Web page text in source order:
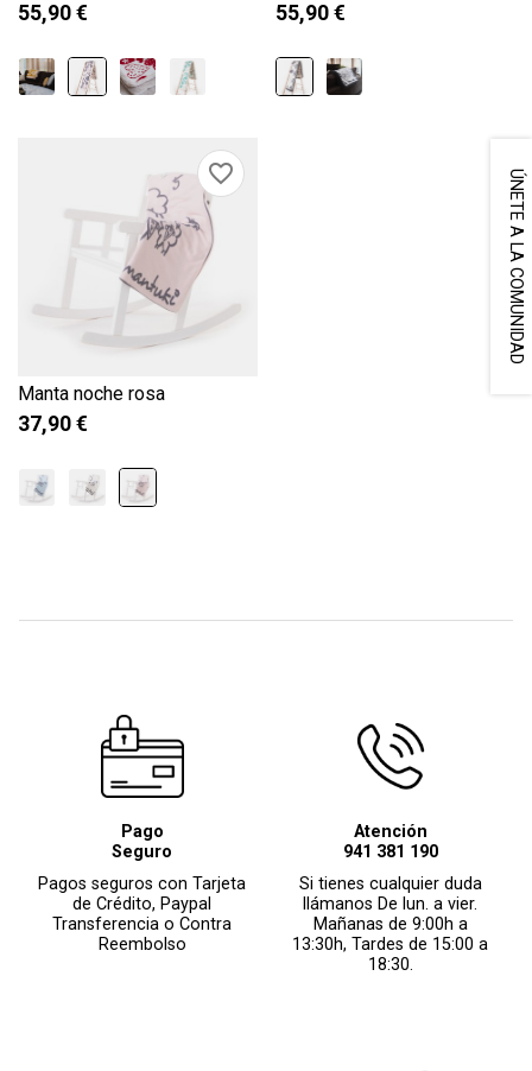
55,90 € 55,90 €
Manta noche rosa
37,90 €
favorite_border
Pago
Seguro
Pagos seguros con Tarjeta
de Crédito, Paypal
Transferencia o Contra
Reembolso
Atención
941 381 190
Si tienes cualquier duda
llámanos De lun. a vier.
Mañanas de 9:00h a
13:30h, Tardes de 15:00 a
18:30.
ÚNETE A LA COMUNIDAD